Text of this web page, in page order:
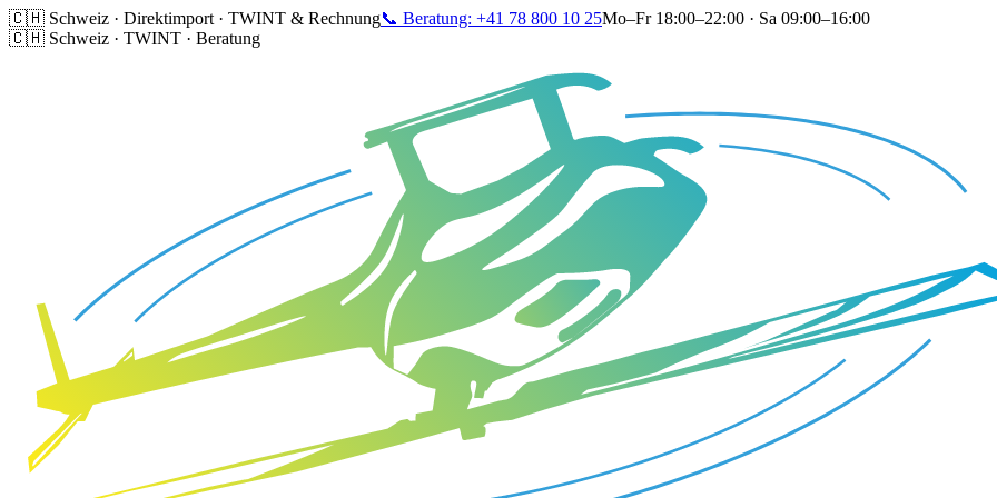
🇨🇭 Schweiz · Direktimport · TWINT & Rechnung📞 Beratung: +41 78 800 10 25Mo–Fr 18:00–22:00 · Sa 09:00–16:00
🇨🇭 Schweiz · TWINT · Beratung